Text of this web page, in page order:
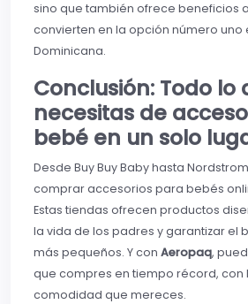
sino que también ofrece beneficios
convierten en la opción número uno
Dominicana.
Conclusión: Todo lo
necesitas de
bebé en un solo
Desde Buy Buy Baby hasta
comprar accesorios para bebés
Estas tiendas ofrecen productos
la vida de los padres y garantizar el
más pequeños. Y con Aeropaq,
que compres en tiempo récord, con
comodidad que mereces.